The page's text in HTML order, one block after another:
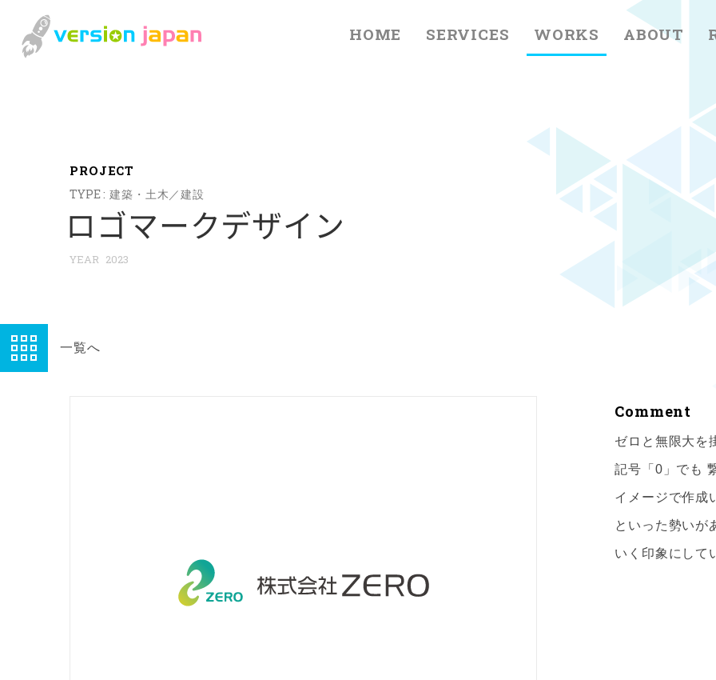
HOME SERVICES WORKS ABOUT
PROJECT
建築・土木／建設
ロゴマークデザイン
2023
一覧へ
Comment
ゼロと無限大を
記号「0」でも
イメージで作成
といった勢いが
いく印象にして